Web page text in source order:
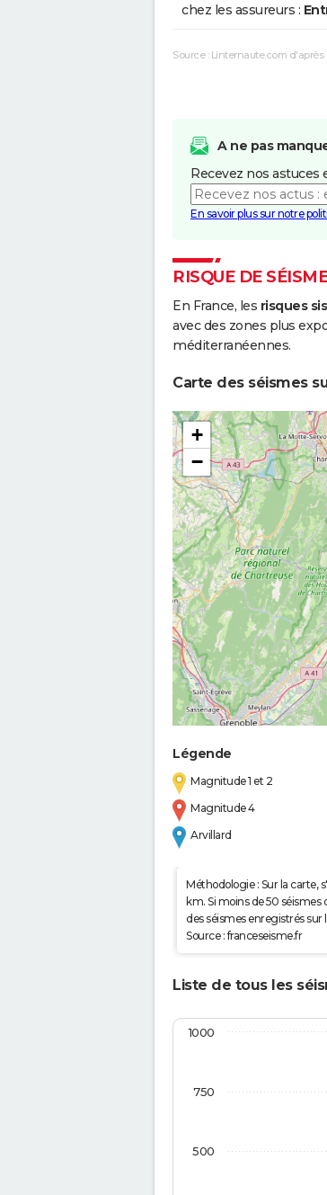
chez les assureurs :
Source : Linternaute.com
A ne pas
Recevez nos
En savoir plus sur notre
RISQUE DE
En France, les risques
avec des zones plus
méditerranéennes.
Carte des séismes
+
−
Légende
Magnitude 1 et 2
Magnitude 4
Arvillard
Méthodologie : Sur la carte,
km. Si moins de 50 séismes
des séismes enregistrés
Source : franceseisme.fr
Liste de tous les
500
750
1000